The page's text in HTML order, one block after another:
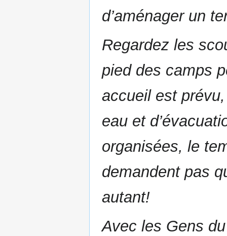
d’aménager un
Regardez les
pied des camps
accueil est
eau et
organisées, le
demandent pas
autant!
Avec les Gens